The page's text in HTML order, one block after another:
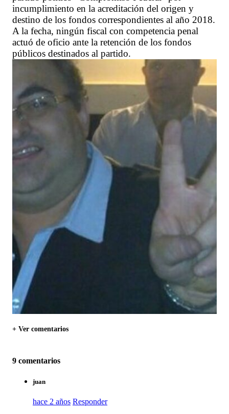
incumplimiento en la acreditación del origen y
destino de los fondos correspondientes al año 2018.
A la fecha, ningún fiscal con competencia penal
actuó de oficio ante la retención de los fondos
públicos destinados al partido.
+ Ver comentarios
9 comentarios
juan
hace 2 años Responder